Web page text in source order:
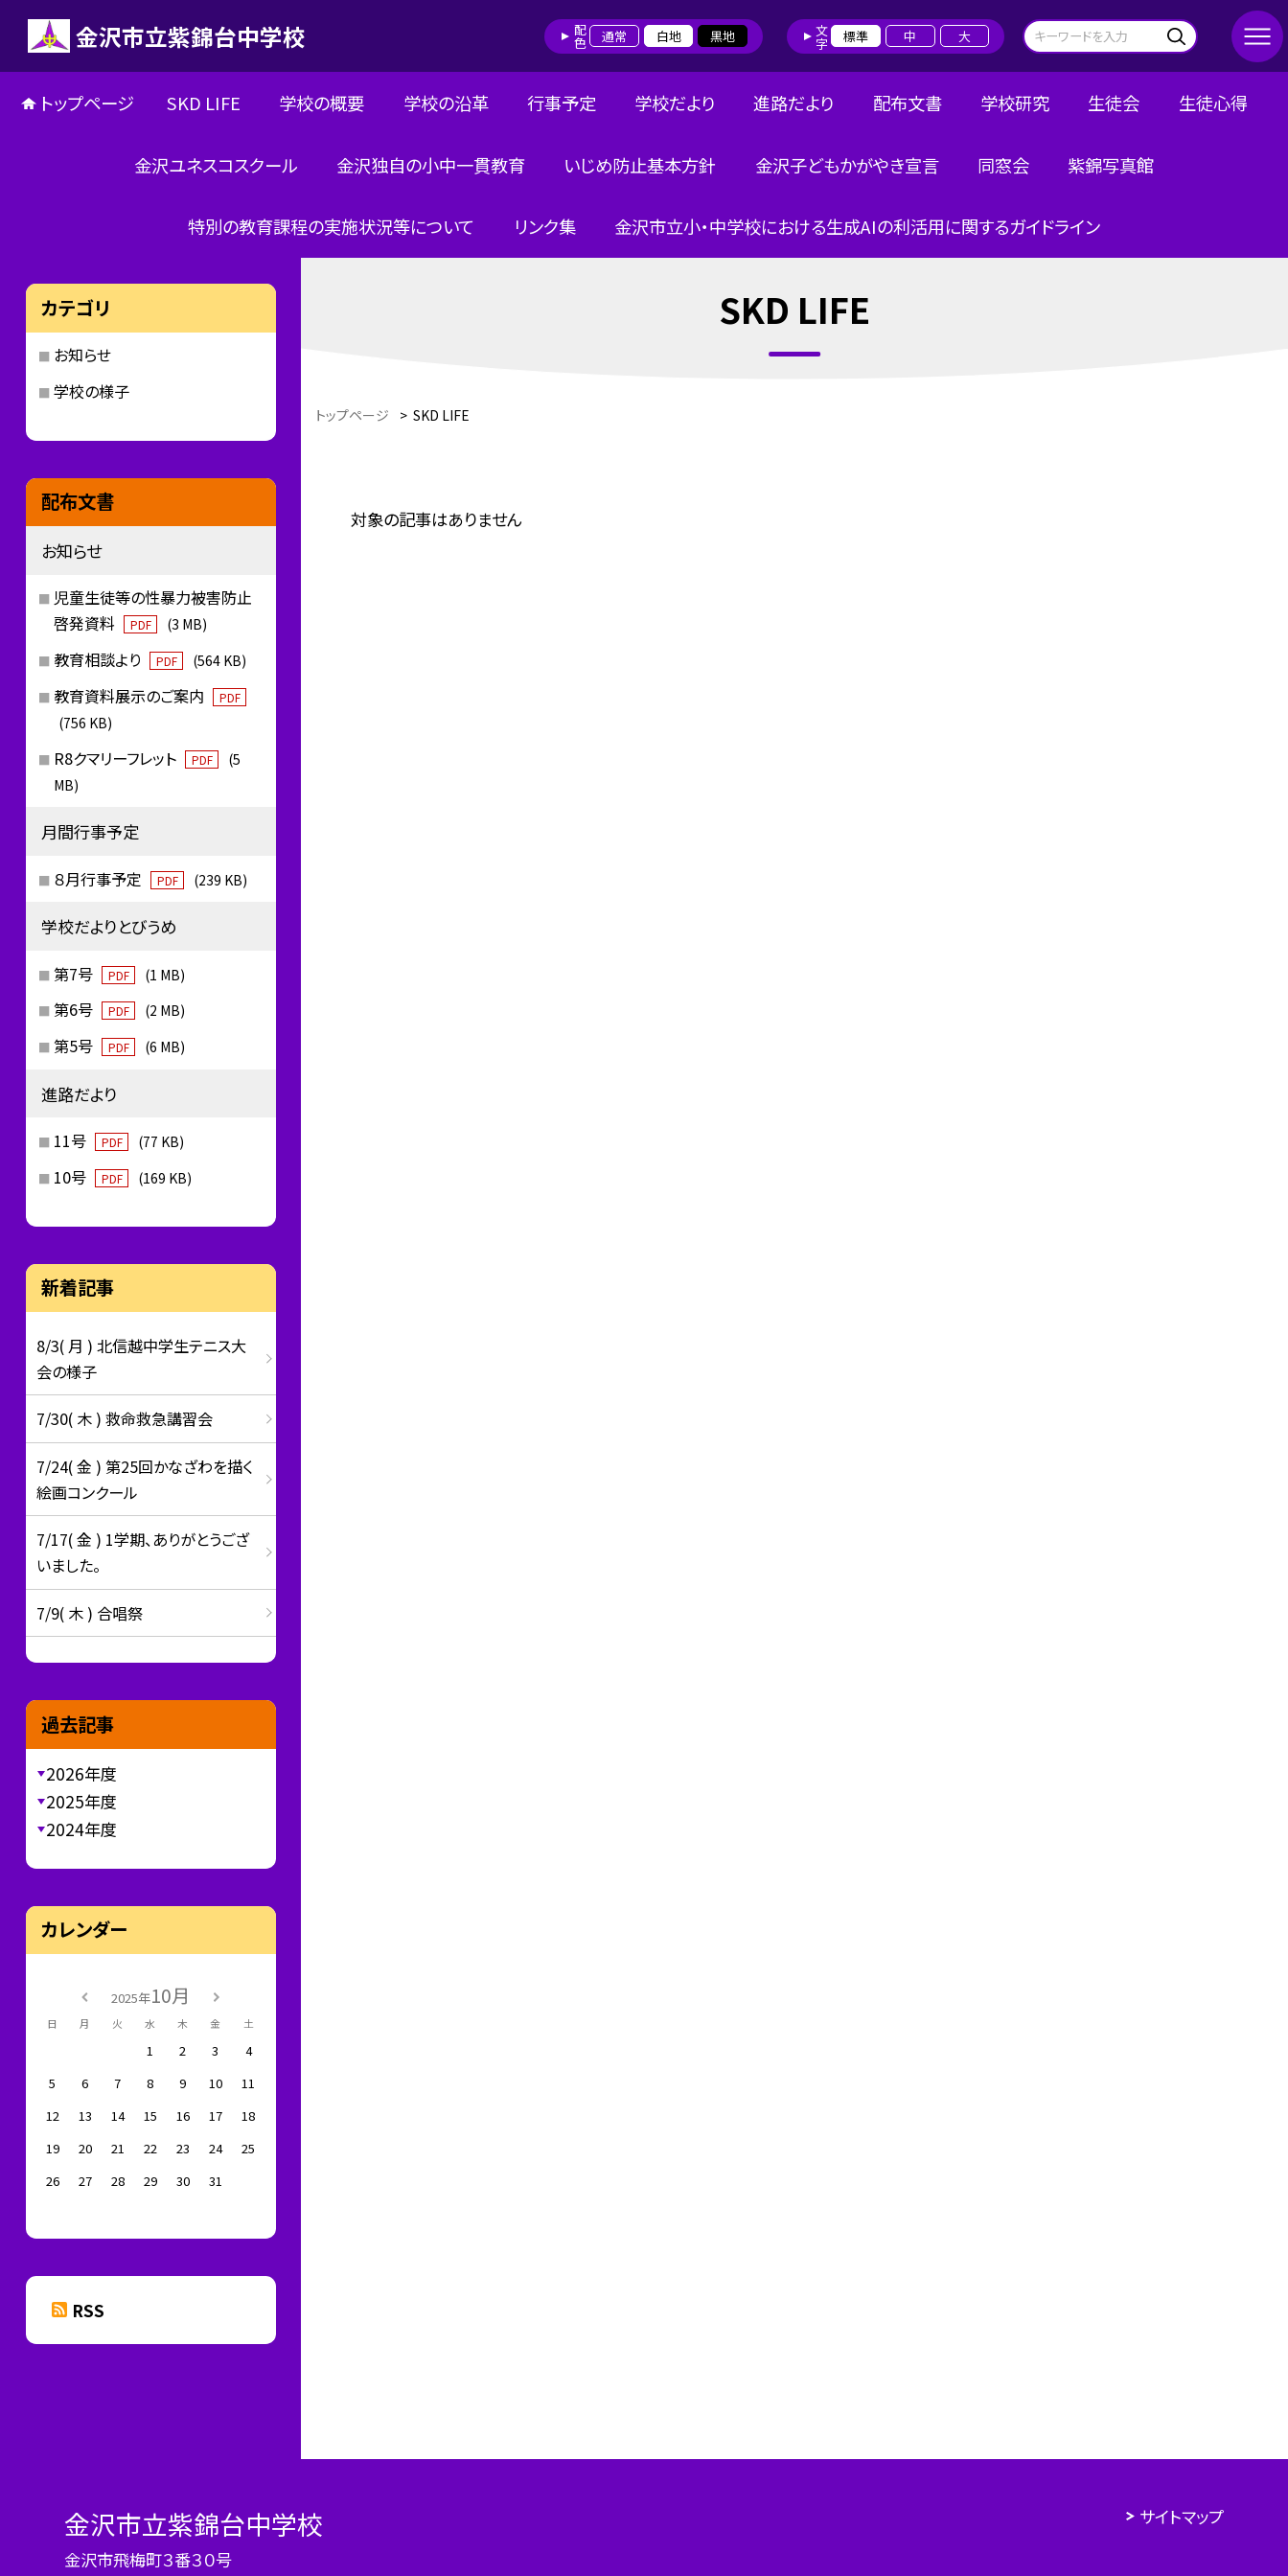
金沢市立紫錦台中学校 配色 通常 白地 黒地 文字 標準 中 大
トップページ SKD LIFE 学校の概要 学校の沿革 行事予定 学校だより 進路だより 配布文書 学校研究 生徒会 生徒心得
金沢ユネスコスクール 金沢独自の小中一貫教育 いじめ防止基本方針 金沢子どもかがやき宣言 同窓会 紫錦写真館
特別の教育課程の実施状況等について リンク集 金沢市立小・中学校における生成AIの利活用に関するガイドライン
SKD LIFE
トップページ > SKD LIFE
対象の記事はありません
カテゴリ
お知らせ
学校の様子
配布文書
お知らせ
児童生徒等の性暴力被害防止
啓発資料
PDF (3 MB)
教育相談より PDF (564 KB)
教育資料展示のご案内 PDF
(756 KB)
R8クマリーフレット PDF
(5
MB)
月間行事予定
８月行事予定 PDF (239 KB)
学校だよりとびうめ
第7号 PDF (1 MB)
第6号 PDF (2 MB)
第5号 PDF (6 MB)
進路だより
11号 PDF (77 KB)
10号 PDF (169 KB)
新着記事
8/3( 月 ) 北信越中学生テニス大
会の様子
7/30( 木 ) 救命救急講習会
7/24( 金 ) 第25回かなざわを描く
絵画コンクール
7/17( 金 ) 1学期、ありがとうござ
いました。
7/9( 木 ) 合唱祭
過去記事
2026年度
2025年度
2024年度
カレンダー
2025年10月
日 月 火 水 木 金 土
1 2 3
4
5
6 7 8 9 10
11
12
13 14 15 16 17
18
19
20 21 22 23 24
25
26
27 28 29 30 31
RSS
金沢市立紫錦台中学校
金沢市飛梅町３番３０号
サイトマップ